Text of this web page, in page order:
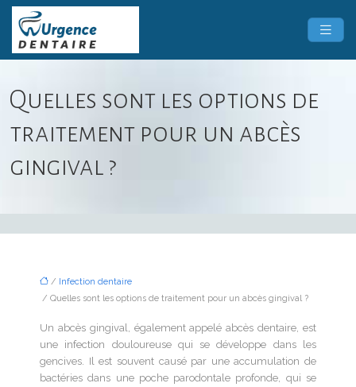
Quelles sont les options de
traitement pour un abcès
gingival ?
/ Infection dentaire
/ Quelles sont les options de traitement pour un abcès gingival ?
Un abcès gingival, également appelé abcès dentaire, est
une infection douloureuse qui se développe dans les
gencives. Il est souvent causé par une accumulation de
bactéries dans une poche parodontale profonde, qui se